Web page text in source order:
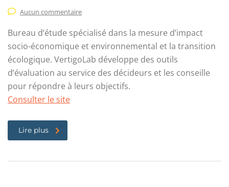
Aucun commentaire
Bureau d’étude spécialisé dans la mesure d’impact
socio-économique et environnemental et la transition
écologique. VertigoLab développe des outils
d’évaluation au service des décideurs et les conseille
pour répondre à leurs objectifs.
Consulter le site
Lire plus